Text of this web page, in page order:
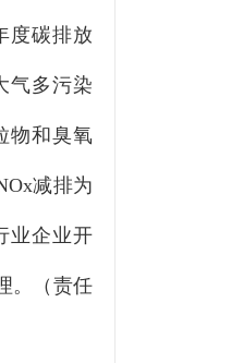
度碳排放
气多污染
物和臭氧
减排为
业企业开
（责任